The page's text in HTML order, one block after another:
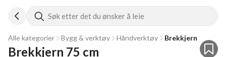
Søk etter det du ønsker å leie
Alle kategorier Bygg & verktøy Håndverktøy Brekkjern
Brekkjern 75 cm